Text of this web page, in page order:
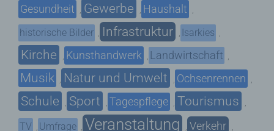
Gesundheit , Gewerbe , Haushalt ,
historische Bilder , Infrastruktur , Isarkies ,
Kirche , Kunsthandwerk , Landwirtschaft ,
Musik , Natur und Umwelt , Ochsenrennen ,
Schule , Sport , Tagespflege , Tourismus ,
TV , Umfrage , Veranstaltung , Verkehr ,